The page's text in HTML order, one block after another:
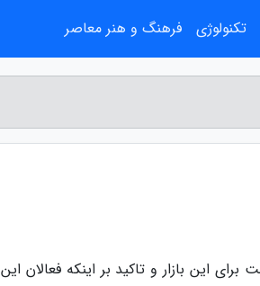
این بازار و تاکید بر اینکه فعالان این
تکنولوژی فرهنگ و هنر معاصر